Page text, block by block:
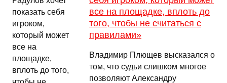
все на площадке, вплоть до
того, чтобы не считаться с
правилами»
Владимир Плющев высказался о
том, что судьи слишком многое
позволяют Александру